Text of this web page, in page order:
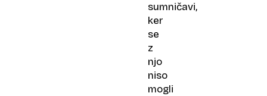
sumničavi,
ker
se
z
njo
niso
mogli